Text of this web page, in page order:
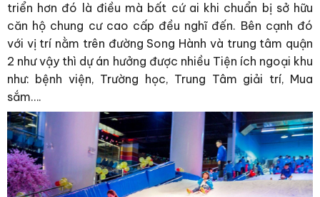
triển hơn đó là điều mà bất cứ ai khi chuẩn bị sở hữu
căn hộ chung cư cao cấp đều nghĩ đến. Bên cạnh đó
với vị trí nằm trên đường Song Hành và trung tâm quận
2 như vậy thì dự án hưởng được nhiều Tiện ích ngoại khu
như: bệnh viện, Trường học, Trung Tâm giải trí, Mua
sắm….